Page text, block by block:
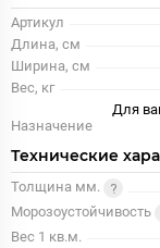
Артикул
Длина, см
Ширина, см
Вес, кг
Назначение
Для
Технические
Толщина мм.
Морозоустойчивость
Вес 1 кв.м.